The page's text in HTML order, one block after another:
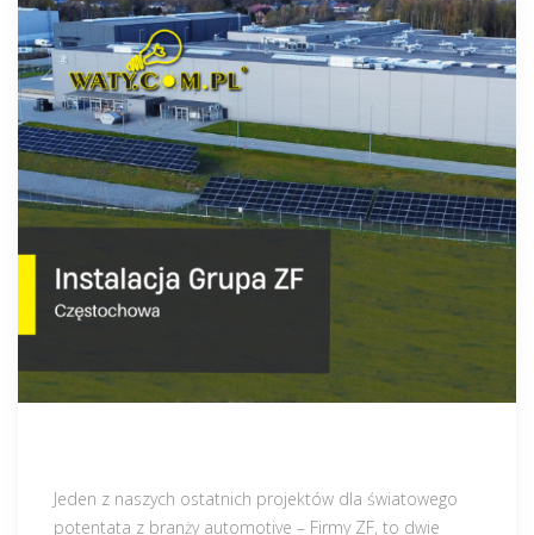
Jeden z naszych ostatnich projektów dla światowego
potentata z branży automotive – Firmy ZF, to dwie